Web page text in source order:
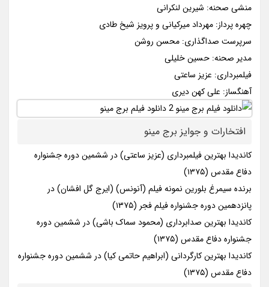
منشی صحنه: شیرین لنکرانی
چهره پرداز: مهرداد میرکیانی و پرویز شیخ طادی
سرپرست صداگذاری: محسن روشن
مدیر صحنه: حسین خلیلی
فیلمبرداری: عزیز ساعتی
آهنگساز: علی کهن دیری
افتخارات و جوایز برج مینو
کاندیدا بهترین فیلمبرداری (عزیز ساعتی) در ششمین دوره جشنواره
دفاع مقدس (۱۳۷۵)
برنده سیمرغ بلورین نمونه فیلم (آنونس) (ایرج گل افشان) در
پانزدهمین دوره جشنواره فیلم فجر (۱۳۷۵)
کاندیدا بهترین صدابرداری (محمود سماک باشی) در ششمین دوره
جشنواره دفاع مقدس (۱۳۷۵)
کاندیدا بهترین کارگردانی (ابراهیم حاتمی کیا) در ششمین دوره جشنواره
دفاع مقدس (۱۳۷۵)